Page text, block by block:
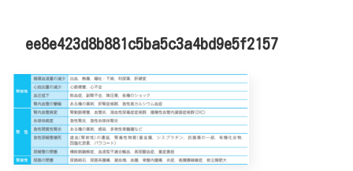
ee8e423d8b881c5ba5c3a4bd9e5f2157